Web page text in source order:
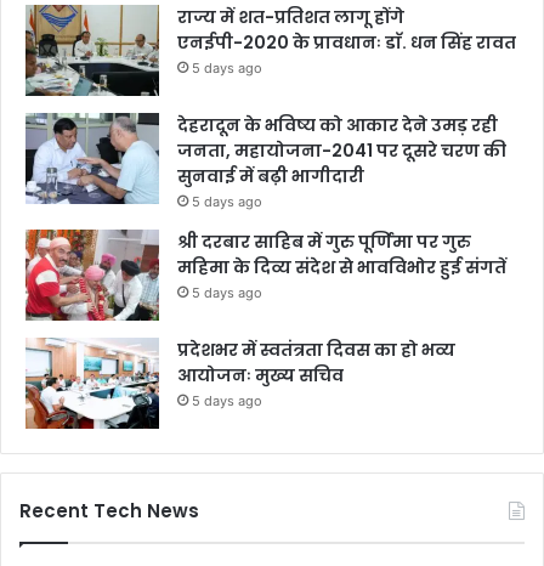
राज्य में शत-प्रतिशत लागू होंगे
एनईपी-2020 के प्रावधानः डाॅ. धन सिंह रावत
5 days ago
देहरादून के भविष्य को आकार देने उमड़ रही
जनता, महायोजना-2041 पर दूसरे चरण की
सुनवाई में बढ़ी भागीदारी
5 days ago
श्री दरबार साहिब में गुरु पूर्णिमा पर गुरु
महिमा के दिव्य संदेश से भावविभोर हुई संगतें
5 days ago
प्रदेशभर में स्वतंत्रता दिवस का हो भव्य
आयोजनः मुख्य सचिव
5 days ago
Recent Tech News